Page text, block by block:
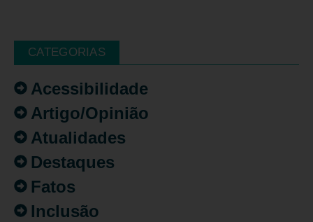
CATEGORIAS
Acessibilidade
Artigo/Opinião
Atualidades
Destaques
Fatos
Inclusão